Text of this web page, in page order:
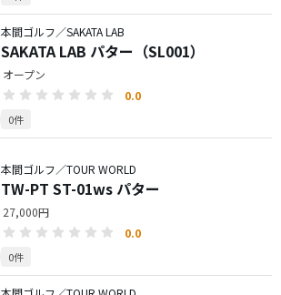
本間ゴルフ／SAKATA LAB
SAKATA LAB パター（SL001）
オープン
0.0
0件
本間ゴルフ／TOUR WORLD
TW-PT ST-01ws パター
27,000円
0.0
0件